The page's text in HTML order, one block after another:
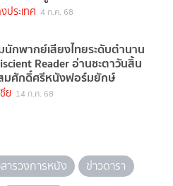
ประเทศ 4 ก.ค. 68
นักพากย์เสียงไทยระดับตำนาน
Reader อ่านชะตาวันสิ้น
มศักดิ์ศรีหนังฟอร์มยักษ์
ย 14 ก.ค. 68
ารวงการหนัง
ข่าวดารา